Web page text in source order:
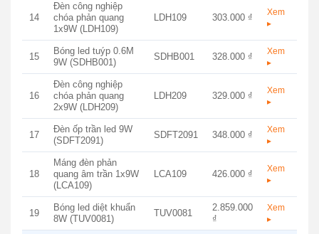
14
Đèn công nghiệp
chóa phản quang
1x9W (LDH109)
LDH109 303.000 ₫
Xem
▸
15
Bóng led tuýp 0.6M
9W (SDHB001)
SDHB001 328.000 ₫
Xem
▸
16
Đèn công nghiệp
chóa phản quang
2x9W (LDH209)
LDH209 329.000 ₫
Xem
▸
17
Đèn ốp trần led 9W
(SDFT2091)
SDFT2091 348.000 ₫
Xem
▸
18
Máng đèn phản
quang âm trần 1x9W
(LCA109)
LCA109 426.000 ₫
Xem
▸
19
Bóng led diệt khuẩn
8W (TUV0081)
TUV0081
2.859.000
₫
Xem
▸